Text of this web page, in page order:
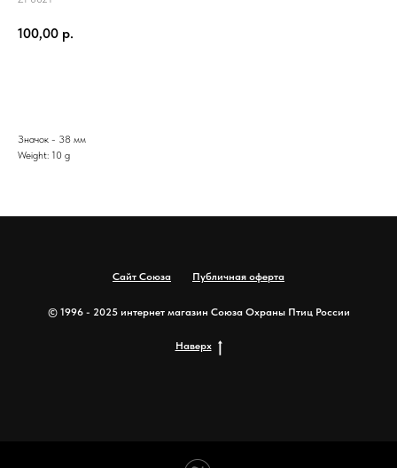
100,00 р.
Значок - 38 мм
Weight: 10 g
Сайт Союза Публичная оферта
© 1996 - 2025 интернет магазин Союза Охраны Птиц России
Наверх